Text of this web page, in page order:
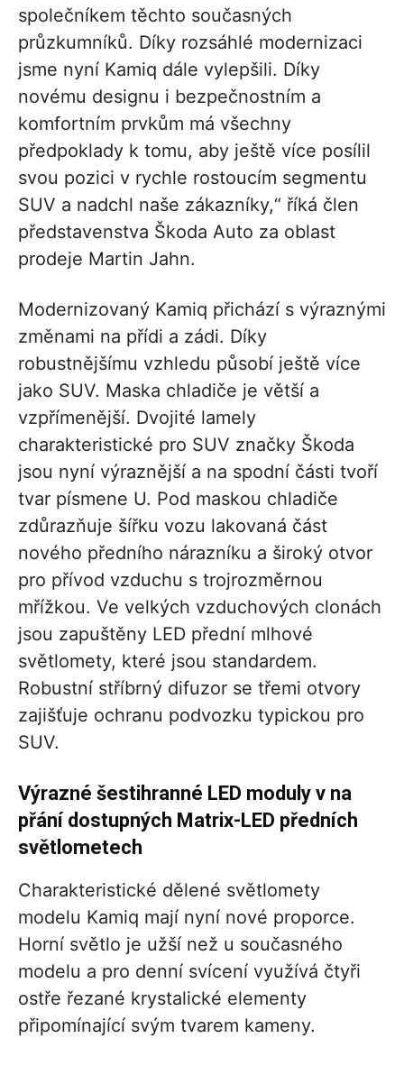
společníkem těchto současných
průzkumníků. Díky rozsáhlé modernizaci
jsme nyní Kamiq dále vylepšili. Díky
novému designu i bezpečnostním a
komfortním prvkům má všechny
předpoklady k tomu, aby ještě více posílil
svou pozici v rychle rostoucím segmentu
SUV a nadchl naše zákazníky,“ říká člen
představenstva Škoda Auto za oblast
prodeje Martin Jahn.
Modernizovaný Kamiq přichází s výraznými
změnami na přídi a zádi. Díky
robustnějšímu vzhledu působí ještě více
jako SUV. Maska chladiče je větší a
vzpřímenější. Dvojité lamely
charakteristické pro SUV značky Škoda
jsou nyní výraznější a na spodní části tvoří
tvar písmene U. Pod maskou chladiče
zdůrazňuje šířku vozu lakovaná část
nového předního nárazníku a široký otvor
pro přívod vzduchu s trojrozměrnou
mřížkou. Ve velkých vzduchových clonách
jsou zapuštěny LED přední mlhové
světlomety, které jsou standardem.
Robustní stříbrný difuzor se třemi otvory
zajišťuje ochranu podvozku typickou pro
SUV.
Výrazné šestihranné LED moduly v na
přání dostupných Matrix-LED předních
světlometech
Charakteristické dělené světlomety
modelu Kamiq mají nyní nové proporce.
Horní světlo je užší než u současného
modelu a pro denní svícení využívá čtyři
ostře řezané krystalické elementy
připomínající svým tvarem kameny.